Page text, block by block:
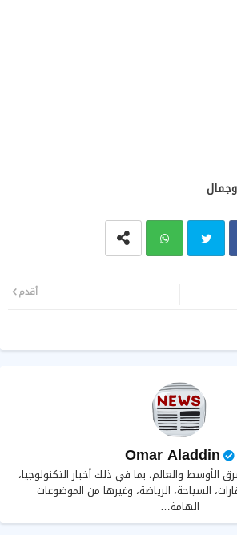
ب
أقدم
Omar Aladdin
الأوسط والعالم، بما في ذلك أخبار التكنولوجيا،
السياحة، الرياضة، وغيرها من الموضوعات
الهامة…